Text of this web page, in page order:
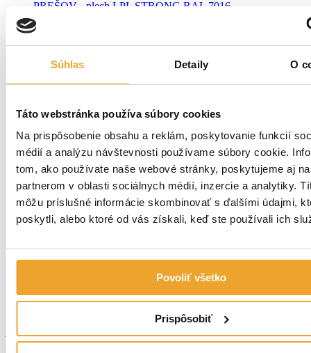
Súhlas Detaily O
Táto webstránka používa súbory cookies
Na prispôsobenie obsahu a reklám, poskytovanie funkcií
médií a analýzu návštevnosti používame súbory cookie.
tom, ako používate naše webové stránky, poskytujeme aj
partnerom v oblasti sociálnych médií, inzercie a analytiky.
môžu príslušné informácie skombinovať s ďalšími údajmi,
poskytli, alebo ktoré od vás získali, keď ste používali ich
Povoliť všetko
Prispôsobiť
Zisti viac o krytine CLIP PANEL